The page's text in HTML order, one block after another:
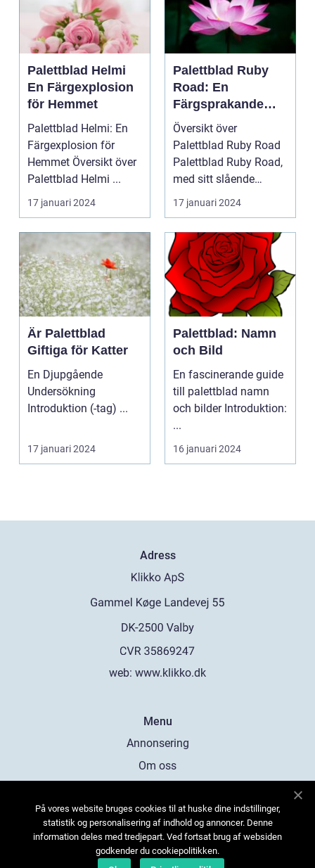
Palettblad Helmi
En Färgexplosion
för Hemmet
Palettblad Helmi: En
Färgexplosion för
Hemmet Översikt över
Palettblad Helmi ...
17 januari 2024
Palettblad Ruby
Road: En
Färgsprakande
Favorit för Hem
Översikt över
Palettblad Ruby Road
Palettblad Ruby Road,
med sitt slående
utseende och
färgsprakan...
17 januari 2024
Är Palettblad
Giftiga för Katter
En Djupgående
Undersökning
Introduktion (-tag) ...
17 januari 2024
Palettblad: Namn
och Bild
En fascinerande guide
till palettblad namn
och bilder Introduktion:
...
16 januari 2024
Adress
web: www.klikko.dk
Menu
Annonsering
Om oss
Kontakta oss
Sitemap
På vores website bruges cookies til at huske dine indstillinger,
statistik og personalisering af indhold og annoncer. Denne
information deles med tredjepart. Ved fortsat brug af websiden
godkender du cookiepolitikken.